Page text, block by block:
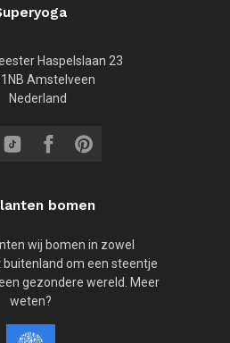
Haspelslaan 23
Amstelveen
Nederland
bomen
wij bomen in zowel
buitenland om een steentje
gezondere wereld. Meer
weten?